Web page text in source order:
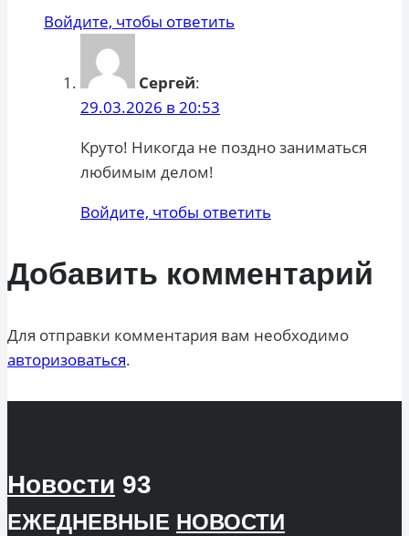
Войдите, чтобы ответить
Сергей:
29.03.2026 в 20:53
Круто! Никогда не поздно заниматься
любимым делом!
Войдите, чтобы ответить
Добавить комментарий
Для отправки комментария вам необходимо
авторизоваться.
Новости 93
ЕЖЕДНЕВНЫЕ НОВОСТИ